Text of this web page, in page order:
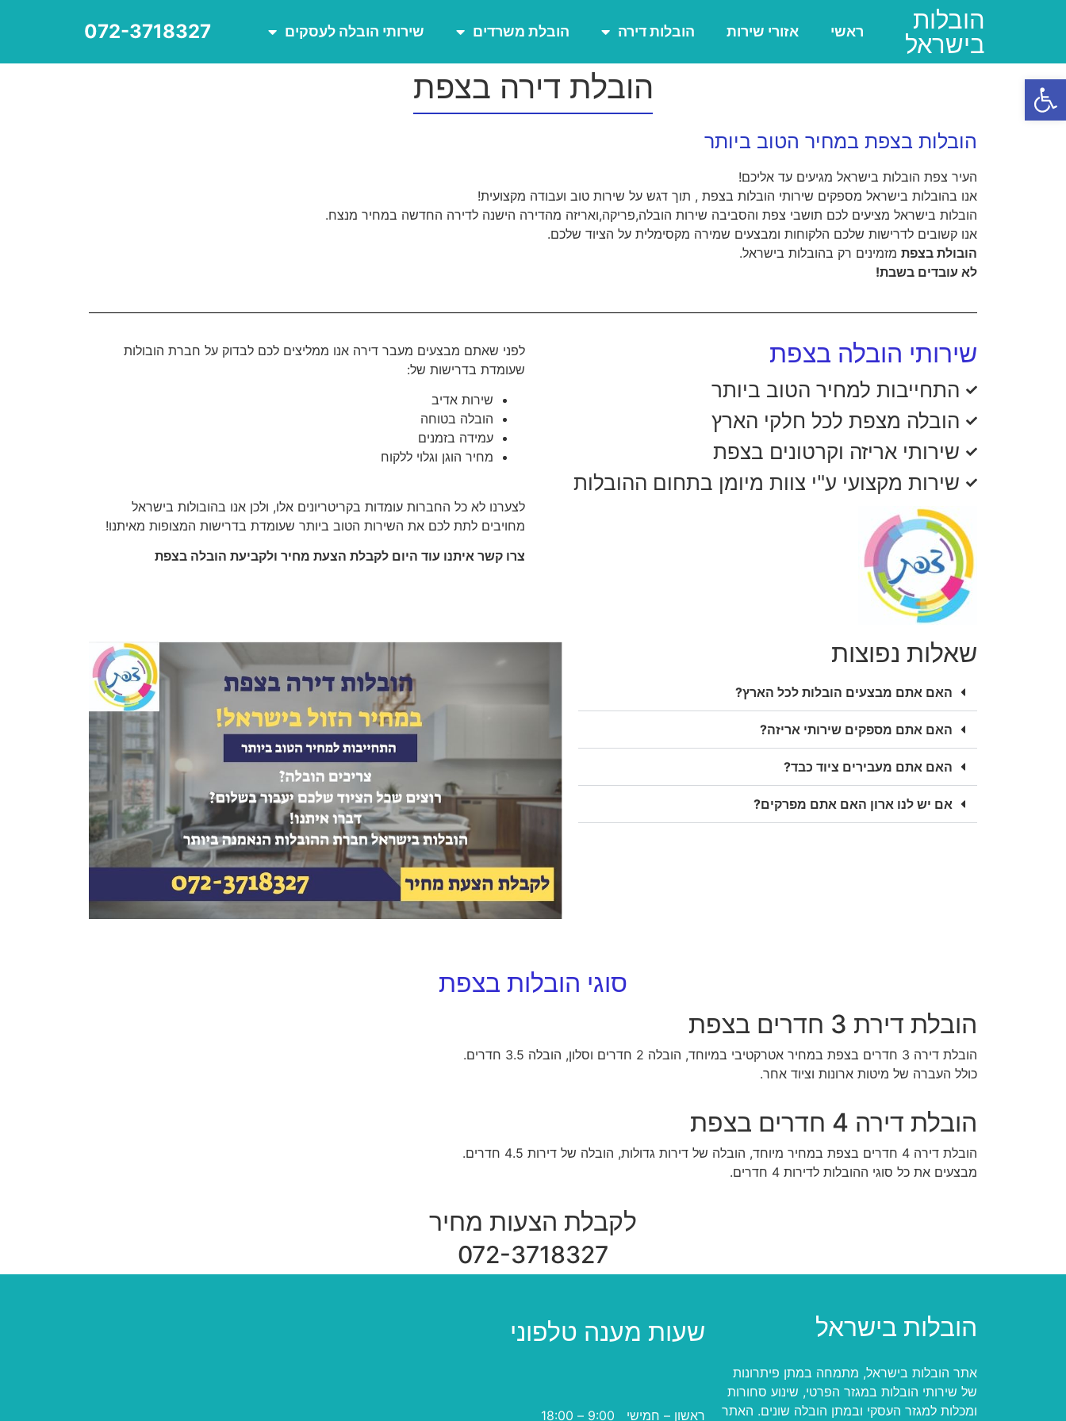
פתח סרגל נגישות
הובלות
בישראל
ראשי אזורי שירות הובלות דירה הובלת משרדים שירותי הובלה לעסקים 072-3718327
הובלת דירה בצפת
הובלות בצפת במחיר הטוב ביותר
העיר צפת הובלות בישראל מגיעים עד אליכם!
אנו בהובלות בישראל מספקים שירותי הובלות בצפת , תוך דגש על שירות טוב ועבודה מקצועית!
הובלות בישראל מציעים לכם תושבי צפת והסביבה שירות הובלה,פריקה,ואריזה מהדירה הישנה לדירה החדשה במחיר מנצח.
אנו קשובים לדרישות שלכם הלקוחות ומבצעים שמירה מקסימלית על הציוד שלכם.
הובולת בצפת מזמינים רק בהובלות בישראל.
לא עובדים בשבת!
שירותי הובלה בצפת
התחייבות למחיר הטוב ביותר
הובלה מצפת לכל חלקי הארץ
שירותי אריזה וקרטונים בצפת
שירות מקצועי ע"י צוות מיומן בתחום ההובלות
לפני שאתם מבצעים מעבר דירה אנו ממליצים לכם לבדוק על חברת הובולות
שעומדת בדרישות של:
שירות אדיב
הובלה בטוחה
עמידה בזמנים
מחיר הוגן וגלוי ללקוח
לצערנו לא כל החברות עומדות בקריטריונים אלו, ולכן אנו בהובולות בישראל
מחויבים לתת לכם את השירות הטוב ביותר שעומדת בדרישות המצופות מאיתנו!
צרו קשר איתנו עוד היום לקבלת הצעת מחיר ולקביעת הובלה בצפת
שאלות נפוצות
האם אתם מבצעים הובלות לכל הארץ?
האם אתם מספקים שירותי אריזה?
האם אתם מעבירים ציוד כבד?
אם יש לנו ארון האם אתם מפרקים?
סוגי הובלות בצפת
הובלת דירת 3 חדרים בצפת
הובלת דירה 3 חדרים בצפת במחיר אטרקטיבי במיוחד, הובלה 2 חדרים וסלון, הובלה 3.5 חדרים.
כולל העברה של מיטות ארונות וציוד אחר.
הובלת דירה 4 חדרים בצפת
הובלת דירה 4 חדרים בצפת במחיר מיוחד, הובלה של דירות גדולות, הובלה של דירות 4.5 חדרים.
מבצעים את כל סוגי ההובלות לדירות 4 חדרים.
לקבלת הצעות מחיר
072-3718327
הובלות בישראל
אתר הובלות בישראל, מתמחה במתן פיתרונות
של שירותי הובלות במגזר הפרטי, שינוע סחורות
ומכלות למגזר העסקי ובמתן הובלה שונים. האתר
שעות מענה טלפוני
ראשון – חמישי 9:00 – 18:00